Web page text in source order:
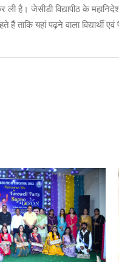
है। जेसीडी विद्यापीठ के
यहां पढ़ने वाला विद्यार्थी